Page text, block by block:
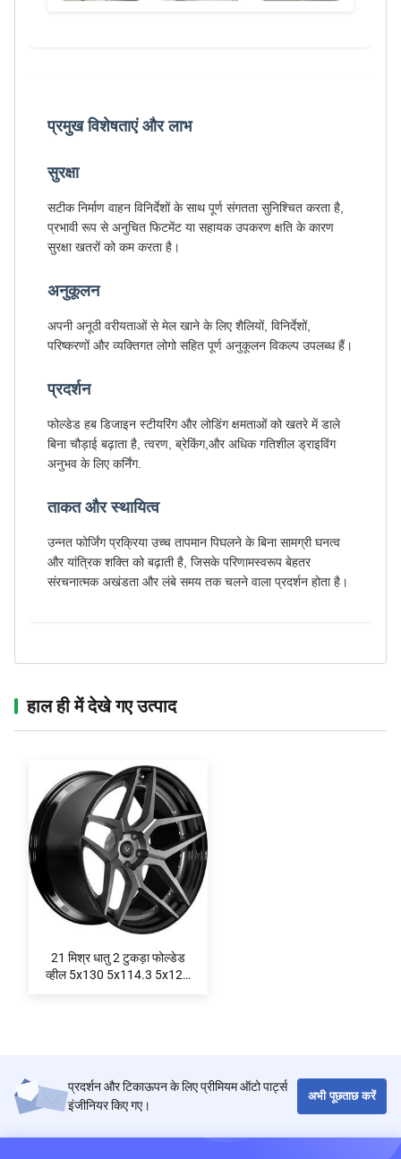
प्रमुख विशेषताएं और लाभ
सुरक्षा
सटीक निर्माण वाहन विनिर्देशों के साथ पूर्ण संगतता सुनिश्चित करता है,
प्रभावी रूप से अनुचित फिटमेंट या सहायक उपकरण क्षति के कारण
सुरक्षा खतरों को कम करता है।
अनुकूलन
अपनी अनूठी वरीयताओं से मेल खाने के लिए शैलियों, विनिर्देशों,
परिष्करणों और व्यक्तिगत लोगो सहित पूर्ण अनुकूलन विकल्प उपलब्ध हैं।
प्रदर्शन
फोल्डेड हब डिजाइन स्टीयरिंग और लोडिंग क्षमताओं को खतरे में डाले
बिना चौड़ाई बढ़ाता है, त्वरण, ब्रेकिंग,और अधिक गतिशील ड्राइविंग
अनुभव के लिए कर्निंग.
ताकत और स्थायित्व
उन्नत फोर्जिंग प्रक्रिया उच्च तापमान पिघलने के बिना सामग्री घनत्व
और यांत्रिक शक्ति को बढ़ाती है, जिसके परिणामस्वरूप बेहतर
संरचनात्मक अखंडता और लंबे समय तक चलने वाला प्रदर्शन होता है।
हाल ही में देखे गए उत्पाद
21 मिश्र धातु 2 टुकड़ा फोल्डेड
व्हील 5x130 5x114.3 5x120
प्रदर्शन और टिकाऊपन के लिए प्रीमियम ऑटो पार्ट्स
इंजीनियर किए गए।
अभी पूछताछ करें